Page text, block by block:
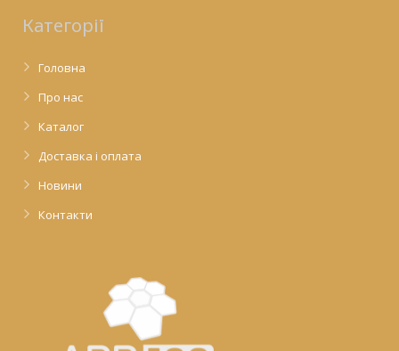
Категорії
Головна
Про нас
Каталог
Доставка і оплата
Новини
Контакти